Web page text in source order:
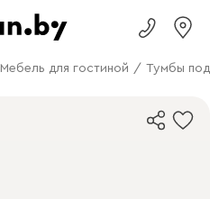
Мебель для гостиной / Тумбы